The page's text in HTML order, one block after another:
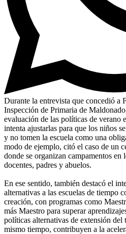
Durante la entrevista que concedió a
Inspección de Primaria de
evaluación de las políticas de verano
intenta ajustarlas para que los niños
y no tomen la escuela como una
modo de ejemplo, citó el caso de un
donde se organizan campamentos en
docentes, padres y abuelos.
En ese sentido, también destacó el
alternativas a las escuelas de tiempo
creación, con programas como
más Maestro para superar
políticas alternativas de extensión del
mismo tiempo, contribuyen a la